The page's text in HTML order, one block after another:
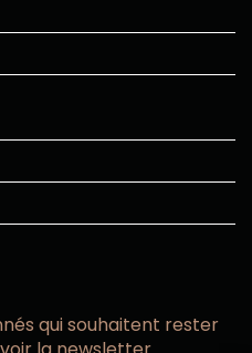
qui souhaitent rester